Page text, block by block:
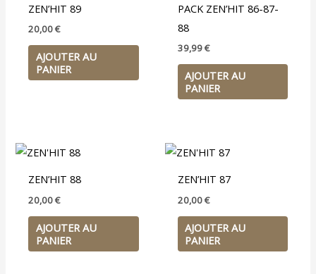
ZEN’HIT 89
20,00€
AJOUTER AU
PANIER
PACK ZEN’HIT 86-87-
88
39,99€
AJOUTER AU
PANIER
ZEN’HIT 88
20,00€
AJOUTER AU
PANIER
ZEN’HIT 87
20,00€
AJOUTER AU
PANIER